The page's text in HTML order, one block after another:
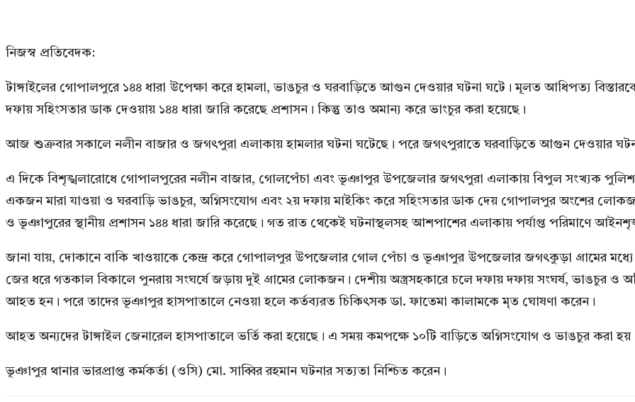
নিজস্ব প্রতিবেদক:
টাঙ্গাইলের গোপালপুরে ১৪৪ ধারা উপেক্ষা করে হামলা, ভাঙচুর ও ঘরবাড়িতে আগুন দেওয়ার ঘটনা ঘটে। মূলত আধিপত্য
দফায় সহিংসতার ডাক দেওয়ায় ১৪৪ ধারা জারি করেছে প্রশাসন। কিন্তু তাও অমান্য করে ভাংচুর করা হয়েছে।
আজ শুক্রবার সকালে নলীন বাজার ও জগৎপুরা এলাকায় হামলার ঘটনা ঘটেছে। পরে জগৎপুরাতে ঘরবাড়িতে আগুন দেওয়ার
এ দিকে বিশৃঙ্খলারোধে গোপালপুরের নলীন বাজার, গোলপেঁচা এবং ভূঞাপুর উপজেলার জগৎপুরা এলাকায় বিপুল সংখ্যক পুলিশ
একজন মারা যাওয়া ও ঘরবাড়ি ভাঙচুর, অগ্নিসংযোগ এবং ২য় দফায় মাইকিং করে সহিংসতার ডাক দেয় গোপালপুর অংশের
ও ভূঞাপুরের স্থানীয় প্রশাসন ১৪৪ ধারা জারি করেছে। গত রাত থেকেই ঘটনাস্থলসহ আশপাশের এলাকায় পর্যাপ্ত পরিমাণে
জানা যায়, দোকানে বাকি খাওয়াকে কেন্দ্র করে গোপালপুর উপজেলার গোল পেঁচা ও ভূঞাপুর উপজেলার জগৎকুড়া গ্রামের
জের ধরে গতকাল বিকালে পুনরায় সংঘর্ষে জড়ায় দুই গ্রামের লোকজন। দেশীয় অস্ত্রসহকারে চলে দফায় দফায় সংঘর্ষ, ভাঙচুর ও
আহত হন। পরে তাদের ভূঞাপুর হাসপাতালে নেওয়া হলে কর্তব্যরত চিকিৎসক ডা. ফাতেমা কালামকে মৃত ঘোষণা করেন।
আহত অন্যদের টাঙ্গাইল জেনারেল হাসপাতালে ভর্তি করা হয়েছে। এ সময় কমপক্ষে ১০টি বাড়িতে অগ্নিসংযোগ ও ভাঙচুর করা
ভূঞাপুর থানার ভারপ্রাপ্ত কর্মকর্তা (ওসি) মো. সাব্বির রহমান ঘটনার সত্যতা নিশ্চিত করেন।